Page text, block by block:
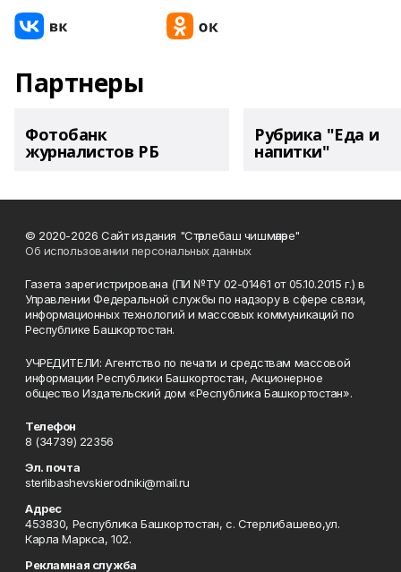
Партнеры
Фотобанк
журналистов РБ
Рубрика "Еда и
напитки"
© 2020-2026 Сайт издания "Стәрлебаш чишмәләре"
Об использовании персональных данных
Газета зарегистрирована (ПИ №ТУ 02-01461 от 05.10.2015 г.) в
Управлении Федеральной службы по надзору в сфере связи,
информационных технологий и массовых коммуникаций по
Республике Башкортостан.
УЧРЕДИТЕЛИ: Агентство по печати и средствам массовой
информации Республики Башкортостан, Акционерное
общество Издательский дом «Республика Башкортостан».
Телефон
8 (34739) 22356
Эл. почта
sterlibashevskierodniki@mail.ru
Адрес
453830, Республика Башкортостан, c. Стерлибашево,ул.
Карла Маркса, 102.
Рекламная служба